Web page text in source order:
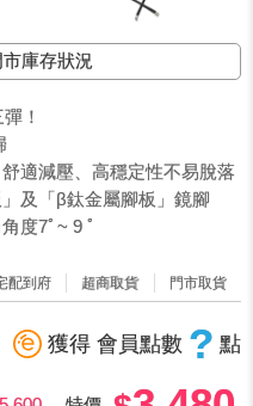
庫存狀況
！
適減壓、高穩定性不易脫落
及「β鈦金屬腳板」鏡腳
度7ﾟ~ 9 ﾟ
配到府 超商取貨 門市取貨
獲得 會員點數 ? 點